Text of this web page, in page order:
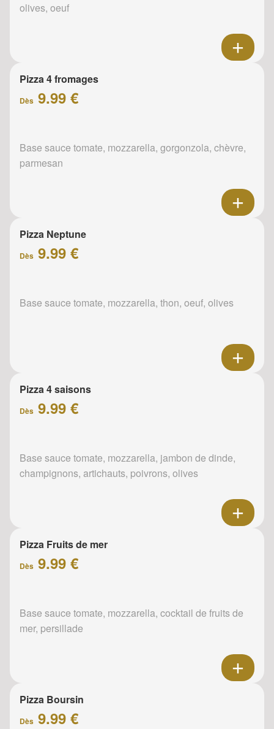
olives, oeuf
Pizza 4 fromages
Dès 9.99 €
Base sauce tomate, mozzarella, gorgonzola, chèvre,
parmesan
Pizza Neptune
Dès 9.99 €
Base sauce tomate, mozzarella, thon, oeuf, olives
Pizza 4 saisons
Dès 9.99 €
Base sauce tomate, mozzarella, jambon de dinde,
champignons, artichauts, poivrons, olives
Pizza Fruits de mer
Dès 9.99 €
Base sauce tomate, mozzarella, cocktail de fruits de
mer, persillade
Pizza Boursin
Dès 9.99 €